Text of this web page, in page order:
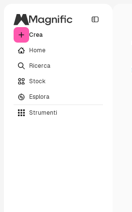
Crea
Home
Ricerca
Stock
Esplora
Strumenti